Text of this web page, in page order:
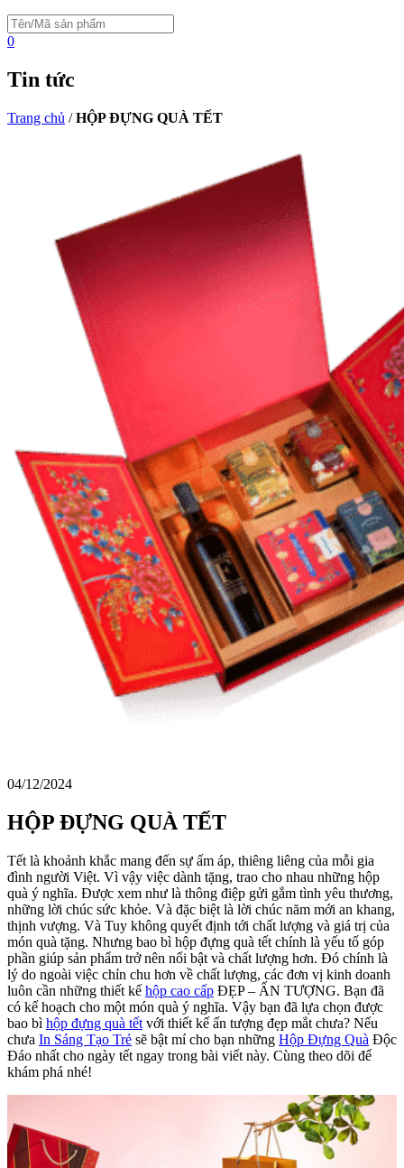
0
Tin tức
Trang chủ /HỘP ĐỰNG QUÀ TẾT
04/12/2024
HỘP ĐỰNG QUÀ TẾT
Tết là khoảnh khắc mang đến sự ấm áp, thiêng liêng của mỗi gia
đình người Việt. Vì vậy việc dành tặng, trao cho nhau những hộp
quà ý nghĩa. Được xem như là thông điệp gửi gắm tình yêu thương,
những lời chúc sức khỏe. Và đặc biệt là lời chúc năm mới an khang,
thịnh vượng. Và Tuy không quyết định tới chất lượng và giá trị của
món quà tặng. Nhưng bao bì hộp đựng quà tết chính là yếu tố góp
phần giúp sản phẩm trở nên nổi bật và chất lượng hơn. Đó chính là
lý do ngoài việc chỉn chu hơn về chất lượng, các đơn vị kinh doanh
luôn cần những thiết kế hộp cao cấp ĐẸP – ẤN TƯỢNG. Bạn đã
có kế hoạch cho một món quà ý nghĩa. Vậy bạn đã lựa chọn được
bao bì hộp đựng quà tết với thiết kế ấn tượng đẹp mắt chưa? Nếu
chưa In Sáng Tạo Trẻ sẽ bật mí cho bạn những Hộp Đựng Quà Độc
Đáo nhất cho ngày tết ngay trong bài viết này. Cùng theo dõi để
khám phá nhé!